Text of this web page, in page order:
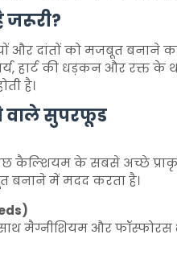
जरूरी?
और दांतों को मजबूत बनाने
हार्ट की धड़कन और रक्त के
है।
वाले सुपरफूड
कैल्शियम के सबसे अच्छे
बनाने में मदद करता है।
मैग्नीशियम और फॉस्फोरस